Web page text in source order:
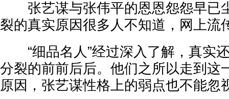
张艺谋与张伟平的恩恩怨怨早已
裂的真实原因很多人不知道，网上流
“细品名人”经过深入了解，真实
分裂的前前后后。他们之所以走到这
原因，张艺谋性格上的弱点也不能忽